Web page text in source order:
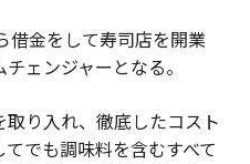
借金をして寿司店を開業
ェンジャーとなる。
り入れ、徹底したコスト
でも調味料を含むすべて